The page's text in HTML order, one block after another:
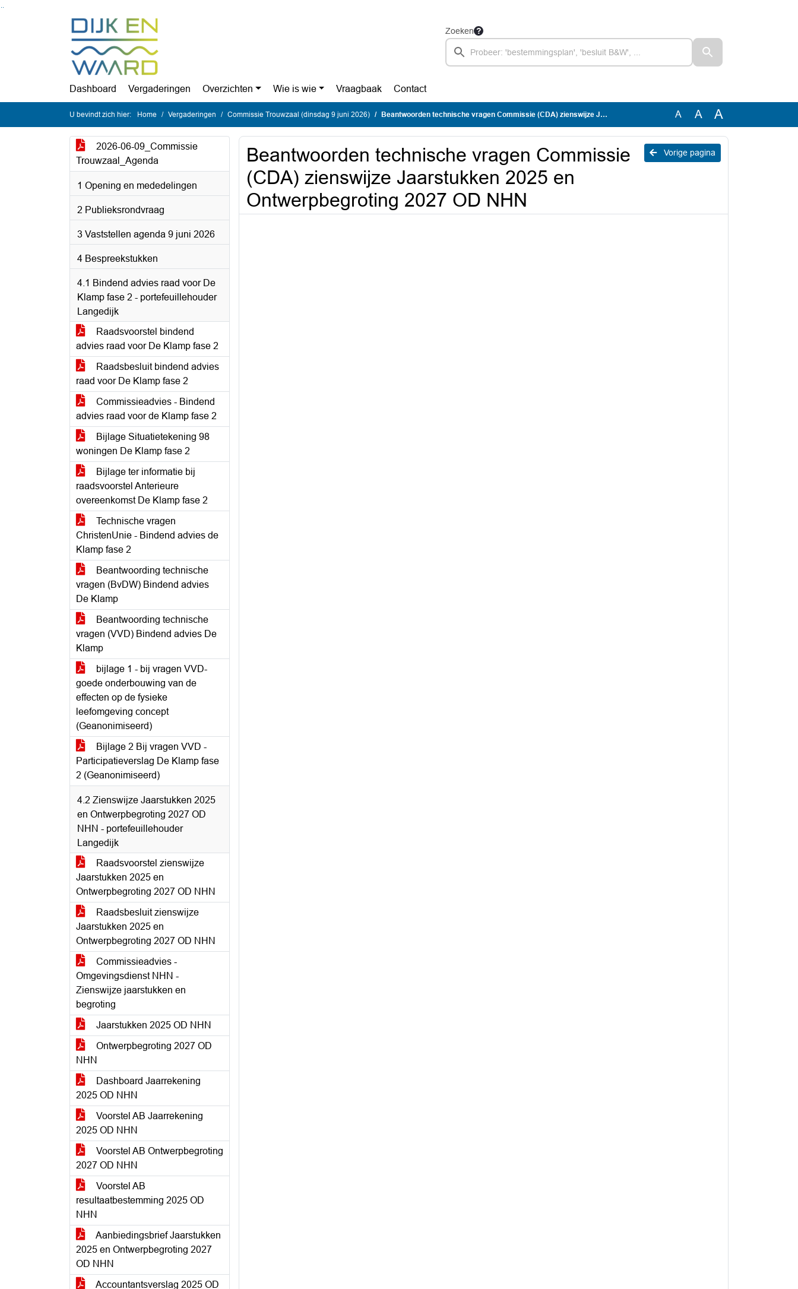
Zoeken
Dashboard Vergaderingen Overzichten Wie is wie Vraagbaak Contact
U bevindt zich hier: Home Vergaderingen Commissie Trouwzaal (dinsdag 9 juni 2026) Beantwoorden technische vragen Commissie (CDA) zienswijze Jaarstukken 2025 en Ontwerpbegroting 2027 OD NHN A A A
2026-06-09_Commissie
Trouwzaal_Agenda
1 Opening en mededelingen
2 Publieksrondvraag
3 Vaststellen agenda 9 juni 2026
4 Bespreekstukken
4.1 Bindend advies raad voor De
Klamp fase 2 - portefeuillehouder
Langedijk
Raadsvoorstel bindend
advies raad voor De Klamp fase 2
Raadsbesluit bindend advies
raad voor De Klamp fase 2
Commissieadvies - Bindend
advies raad voor de Klamp fase 2
Bijlage Situatietekening 98
woningen De Klamp fase 2
Bijlage ter informatie bij
raadsvoorstel Anterieure
overeenkomst De Klamp fase 2
Technische vragen
ChristenUnie - Bindend advies de
Klamp fase 2
Beantwoording technische
vragen (BvDW) Bindend advies
De Klamp
Beantwoording technische
vragen (VVD) Bindend advies De
Klamp
bijlage 1 - bij vragen VVD-
goede onderbouwing van de
effecten op de fysieke
leefomgeving concept
(Geanonimiseerd)
Bijlage 2 Bij vragen VVD -
Participatieverslag De Klamp fase
2 (Geanonimiseerd)
4.2 Zienswijze Jaarstukken 2025
en Ontwerpbegroting 2027 OD
NHN - portefeuillehouder
Langedijk
Raadsvoorstel zienswijze
Jaarstukken 2025 en
Ontwerpbegroting 2027 OD NHN
Raadsbesluit zienswijze
Jaarstukken 2025 en
Ontwerpbegroting 2027 OD NHN
Commissieadvies -
Omgevingsdienst NHN -
Zienswijze jaarstukken en
begroting
Jaarstukken 2025 OD NHN
Ontwerpbegroting 2027 OD
NHN
Dashboard Jaarrekening
2025 OD NHN
Voorstel AB Jaarrekening
2025 OD NHN
Voorstel AB Ontwerpbegroting
2027 OD NHN
Voorstel AB
resultaatbestemming 2025 OD
NHN
Aanbiedingsbrief Jaarstukken
2025 en Ontwerpbegroting 2027
OD NHN
Accountantsverslag 2025 OD
Vorige pagina
Beantwoorden technische vragen Commissie
(CDA) zienswijze Jaarstukken 2025 en
Ontwerpbegroting 2027 OD NHN